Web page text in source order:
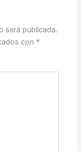
será publicada.
con *